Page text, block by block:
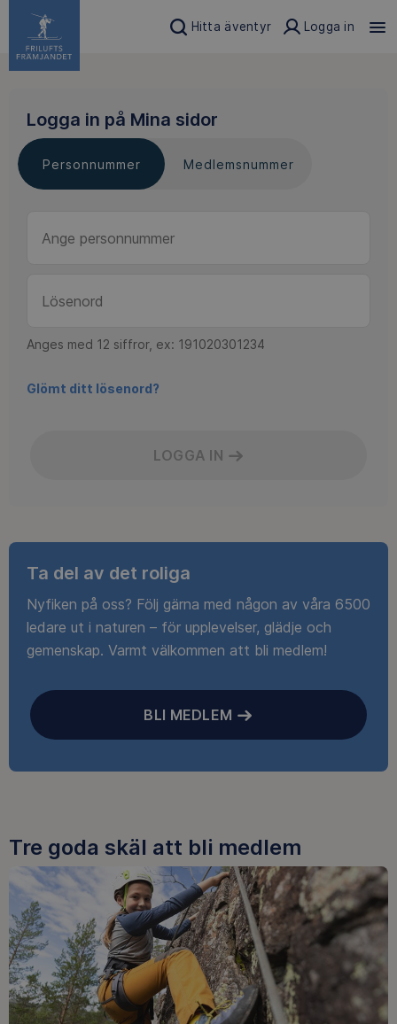
Hitta äventyr Logga in
Logga in på Mina sidor
Personnummer Medlemsnummer
Anges med 12 siffror, ex: 191020301234
Glömt ditt lösenord?
LOGGA IN
Ta del av det roliga
Nyfiken på oss? Följ gärna med någon av våra 6500
ledare ut i naturen – för upplevelser, glädje och
gemenskap. Varmt välkommen att bli medlem!
BLI MEDLEM
Tre goda skäl att bli medlem